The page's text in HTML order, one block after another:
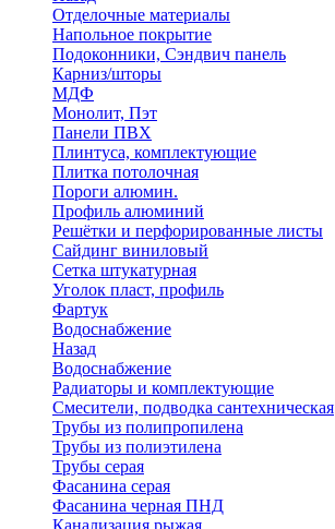
Отделочные материалы
Напольное покрытие
Подоконники, Сэндвич панель
Карниз/шторы
МДФ
Монолит, Пэт
Панели ПВХ
Плинтуса, комплектующие
Плитка потолочная
Пороги алюмин.
Профиль алюминий
Решётки и перфорированные листы
Сайдинг виниловый
Сетка штукатурная
Уголок пласт, профиль
Фартук
Водоснабжение
Назад
Водоснабжение
Радиаторы и комплектующие
Смесители, подводка сантехническая
Трубы из полипропилена
Трубы из полиэтилена
Трубы серая
Фасанина серая
Фасанина черная ПНД
Канализация рыжая